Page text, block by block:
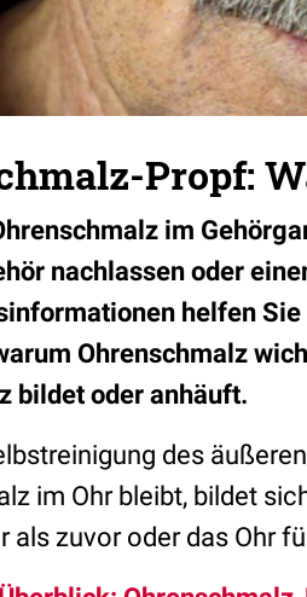
Propf:
im
nachlassen oder
helfen
Ohrenschmalz
bildet oder anhäuft.
des
im Ohr bleibt, bildet
als zuvor oder das Ohr